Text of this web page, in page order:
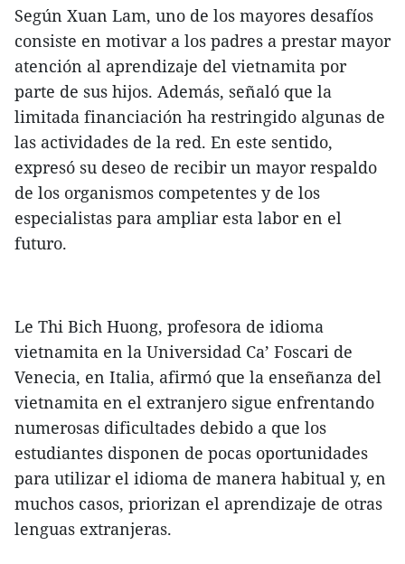
Según Xuan Lam, uno de los mayores desafíos
consiste en motivar a los padres a prestar mayor
atención al aprendizaje del vietnamita por
parte de sus hijos. Además, señaló que la
limitada financiación ha restringido algunas de
las actividades de la red. En este sentido,
expresó su deseo de recibir un mayor respaldo
de los organismos competentes y de los
especialistas para ampliar esta labor en el
futuro.
Le Thi Bich Huong, profesora de idioma
vietnamita en la Universidad Ca’ Foscari de
Venecia, en Italia, afirmó que la enseñanza del
vietnamita en el extranjero sigue enfrentando
numerosas dificultades debido a que los
estudiantes disponen de pocas oportunidades
para utilizar el idioma de manera habitual y, en
muchos casos, priorizan el aprendizaje de otras
lenguas extranjeras.